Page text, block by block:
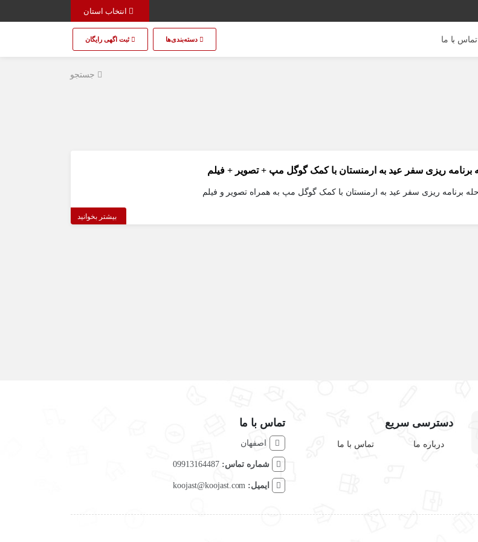
تماس با ما دسته‌بندی‌ها ثبت اگهی رایگان
جستجو
بیشتر بخوانید
دسترسی سریع
درباره ما تماس با ما
تماس با ما
اصفهان
شماره تماس:09913164487
ایمیل: koojast@koojast.com